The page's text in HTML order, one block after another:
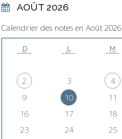
AOÛT 2026
Calendrier des notes en Août 2026
D L M
2
3 4
9
10 11
16
17 18
23
24 25